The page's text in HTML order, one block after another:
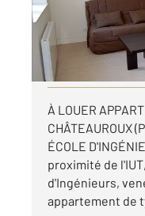
545 €
par mois charges
Visiter le site dédié
À LOUER
CHÂTEAUROUX
ÉCOLE
proximité de
d'Ingénieurs,
appartement de